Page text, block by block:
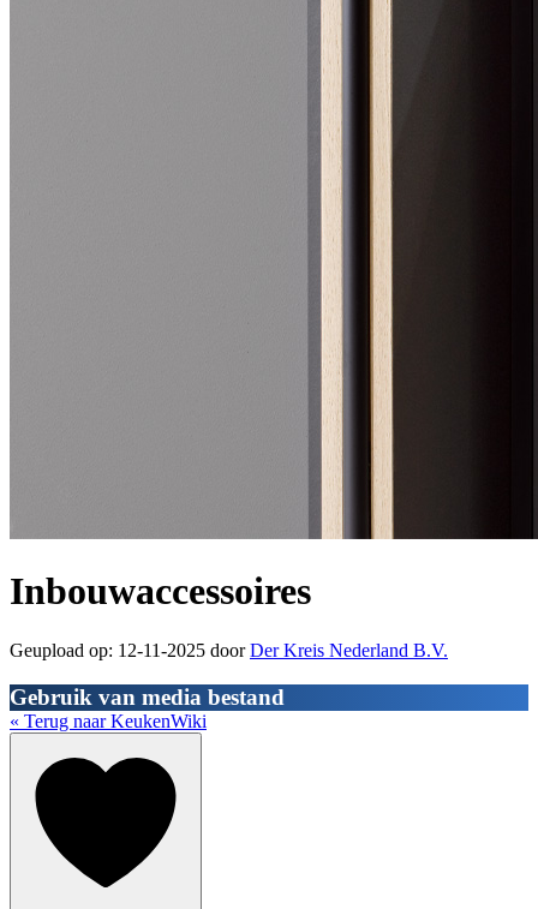
Inbouwaccessoires
Geupload op: 12-11-2025 doorDer Kreis Nederland B.V.
Gebruik van media bestand
« Terug naar KeukenWiki